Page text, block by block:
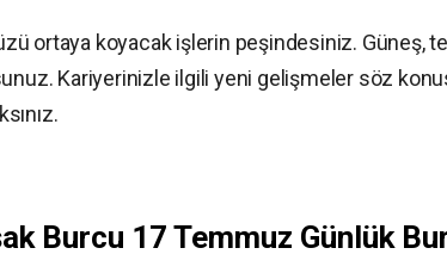
ortaya koyacak işlerin peşindesiniz. Güneş,
Kariyerinizle ilgili yeni gelişmeler söz
Burcu 17 Temmuz Günlük